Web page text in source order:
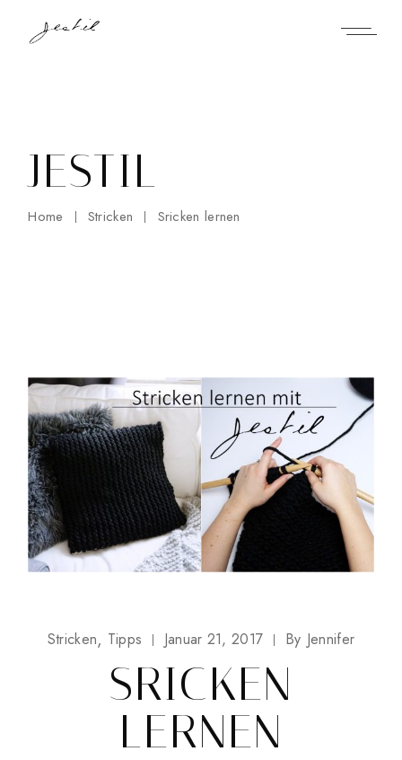
content
JESTIL
Home Stricken Sricken lernen
Stricken Tipps Januar 21, 2017 By Jennifer
SRICKEN
LERNEN